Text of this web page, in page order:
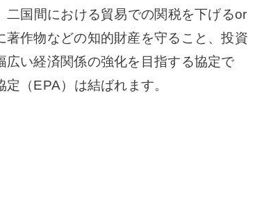
国間における貿易での関税を下げるor
作物などの知的財産を守ること、投資
広い経済関係の強化を目指する協定で
（EPA）は結ばれます。